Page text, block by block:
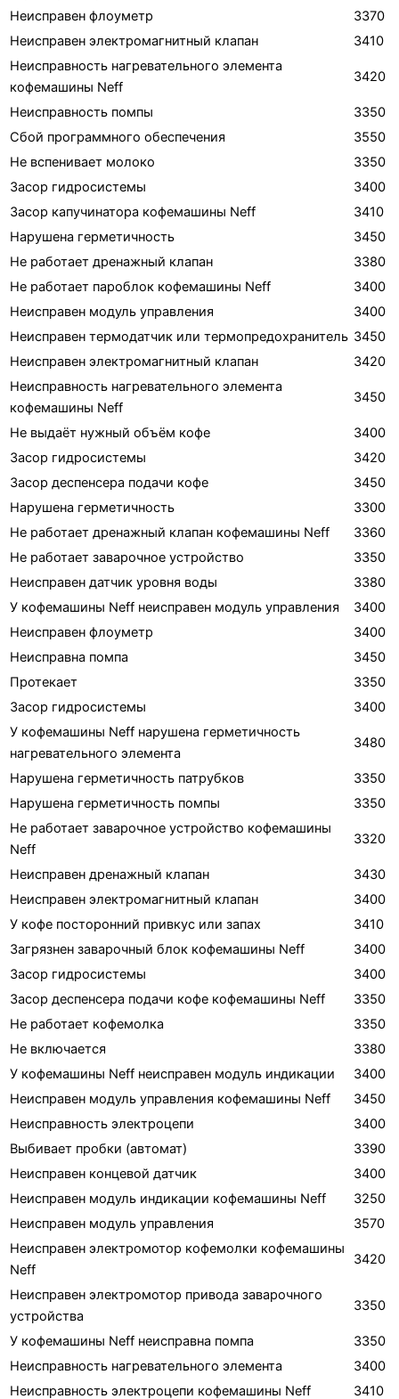
Неисправен флоуметр
3370
Неисправен электромагнитный клапан
3410
Неисправность нагревательного элемента
кофемашины Neff
3420
Неисправность помпы
3350
Сбой программного обеспечения
3550
Не вспенивает молоко
3350
Засор гидросистемы
3400
Засор капучинатора кофемашины Neff
3410
Нарушена герметичность
3450
Не работает дренажный клапан
3380
Не работает пароблок кофемашины Neff
3400
Неисправен модуль управления
3400
Неисправен термодатчик или термопредохранитель 3450
Неисправен электромагнитный клапан
3420
Неисправность нагревательного элемента
кофемашины Neff
3450
Не выдаёт нужный объём кофе
3400
Засор гидросистемы
3420
Засор деспенсера подачи кофе
3450
Нарушена герметичность
3300
Не работает дренажный клапан кофемашины Neff
3360
Не работает заварочное устройство
3350
Неисправен датчик уровня воды
3380
У кофемашины Neff неисправен модуль управления
3400
Неисправен флоуметр
3400
Неисправна помпа
3450
Протекает
3350
Засор гидросистемы
3400
У кофемашины Neff нарушена герметичность
нагревательного элемента
3480
Нарушена герметичность патрубков
3350
Нарушена герметичность помпы
3350
Не работает заварочное устройство кофемашины
Neff
3320
Неисправен дренажный клапан
3430
Неисправен электромагнитный клапан
3400
У кофе посторонний привкус или запах
3410
Загрязнен заварочный блок кофемашины Neff
3400
Засор гидросистемы
3400
Засор деспенсера подачи кофе кофемашины Neff
3350
Не работает кофемолка
3350
Не включается
3380
У кофемашины Neff неисправен модуль индикации
3400
Неисправен модуль управления кофемашины Neff
3450
Неисправность электроцепи
3400
Выбивает пробки (автомат)
3390
Неисправен концевой датчик
3400
Неисправен модуль индикации кофемашины Neff
3250
Неисправен модуль управления
3570
Неисправен электромотор кофемолки кофемашины
Neff
3420
Неисправен электромотор привода заварочного
устройства
3350
У кофемашины Neff неисправна помпа
3350
Неисправность нагревательного элемента
3400
Неисправность электроцепи кофемашины Neff
3410